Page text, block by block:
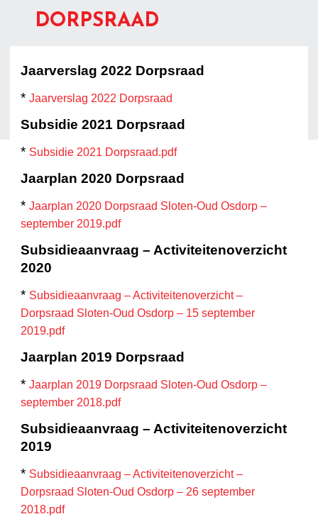
DORPSRAAD
Jaarverslag 2022 Dorpsraad
*Jaarverslag 2022 Dorpsraad
Subsidie 2021 Dorpsraad
* Subsidie 2021 Dorpsraad.pdf
Jaarplan 2020 Dorpsraad
*Jaarplan 2020 Dorpsraad Sloten-Oud Osdorp –
september 2019.pdf
Subsidieaanvraag – Activiteitenoverzicht
2020
* Subsidieaanvraag – Activiteitenoverzicht –
Dorpsraad Sloten-Oud Osdorp – 15 september
2019.pdf
Jaarplan 2019 Dorpsraad
*Jaarplan 2019 Dorpsraad Sloten-Oud Osdorp –
september 2018.pdf
Subsidieaanvraag – Activiteitenoverzicht
2019
* Subsidieaanvraag – Activiteitenoverzicht –
Dorpsraad Sloten-Oud Osdorp – 26 september
2018.pdf